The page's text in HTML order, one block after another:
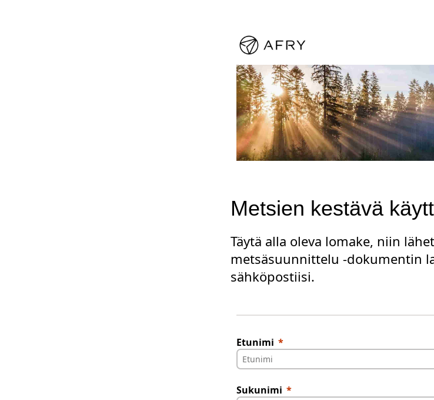
Metsien kestävä
Täytä alla oleva lomake, niin
metsäsuunnittelu -dokumentin
sähköpostiisi.
Etunimi
Sukunimi